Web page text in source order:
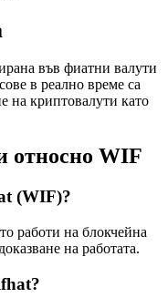
във фиатни валути
в реално време са
на криптовалути като
относно WIF
(WIF)?
работи на блокчейна
на работата.